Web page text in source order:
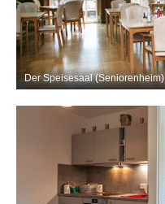
Der Speisesaal (Seniorenheim)